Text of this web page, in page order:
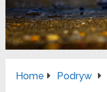
Home Podryw